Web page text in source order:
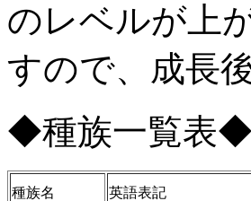
のレベルが上
すので、成長
◆種族一覧表◆
種族名 英語表記